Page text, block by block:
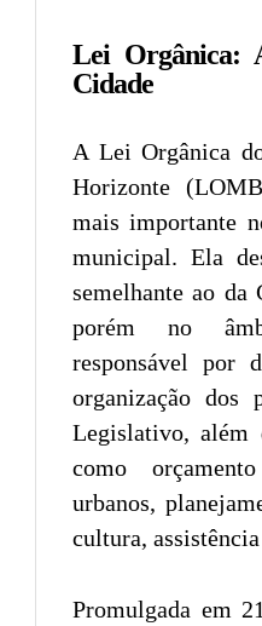
Lei Orgânica:
Cidade
A Lei Orgânica
Horizonte
mais importante
municipal. Ela
semelhante ao da
porém no
responsável por
organização dos
Legislativo, além
como
urbanos,
cultura,
Promulgada em